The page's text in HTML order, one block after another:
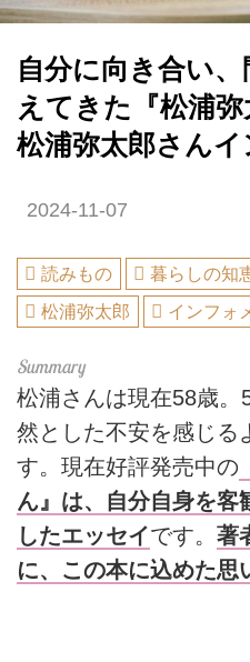
自分に向き合い
えてきた『松浦弥
松浦弥太郎さん
2024-11-07
読みもの 暮らしの知
松浦弥太郎
インフォ
松浦さんは現在58歳。
然とした不安を感じる
す。現在好評発売中の
ん』は、自分自身を客
したエッセイです。 著
に、この本に込めた思